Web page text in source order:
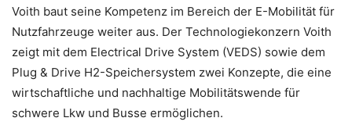
Voith baut seine Kompetenz im Bereich der E-Mobilität für
Nutzfahrzeuge weiter aus. Der Technologiekonzern Voith
zeigt mit dem Electrical Drive System (VEDS) sowie dem
Plug & Drive H2-Speichersystem zwei Konzepte, die eine
wirtschaftliche und nachhaltige Mobilitätswende für
schwere Lkw und Busse ermöglichen.